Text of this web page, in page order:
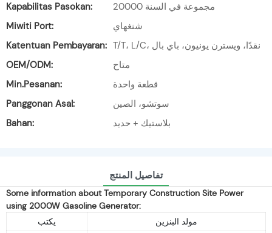
Kapabilitas Pasokan:
20000 مجموعة في السنة
Miwiti Port:
شنغهاي
Katentuan Pembayaran:
T/T، L/C، نقدًا، ويسترن يونيون، باي بال
OEM/ODM:
متاح
Min.Pesanan:
قطعة واحدة
Panggonan Asal:
سوتشو، الصين
Bahan:
بلاستيك + حديد
تفاصيل المنتج
Some information about Temporary Construction Site Power
using 2000W Gasoline Generator:
يكتب
مولد البنزين